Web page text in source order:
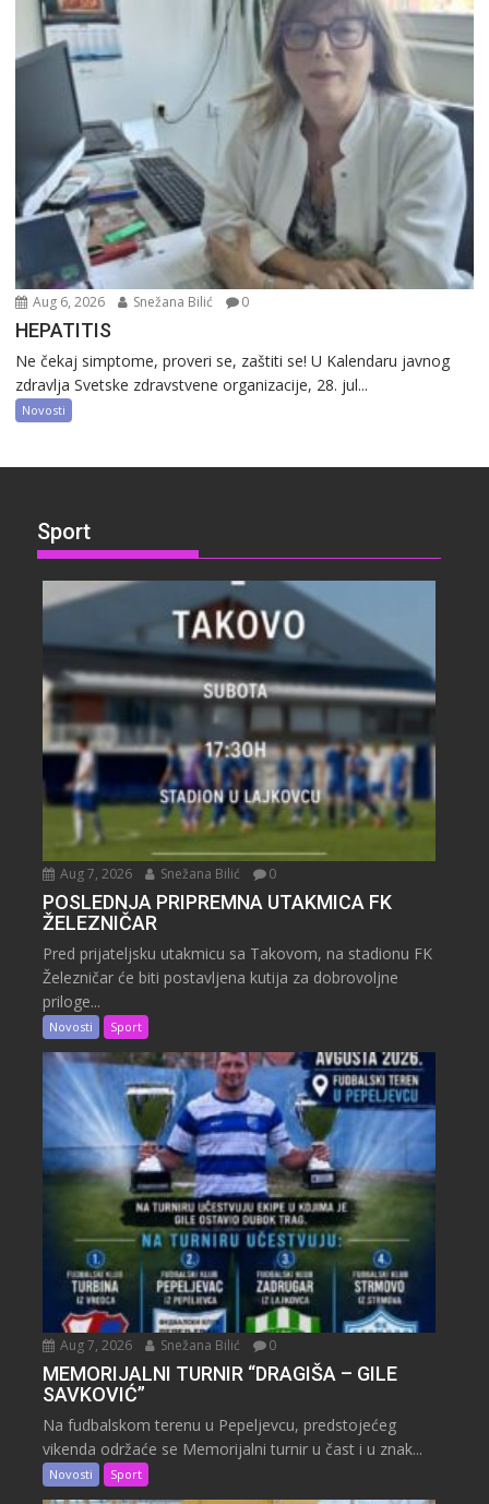
Aug 6, 2026 Snežana Bilić 0
HEPATITIS
Ne čekaj simptome, proveri se, zaštiti se! U Kalendaru javnog
zdravlja Svetske zdravstvene organizacije, 28. jul...
Novosti
Sport
Aug 7, 2026 Snežana Bilić 0
POSLEDNJA PRIPREMNA UTAKMICA FK
ŽELEZNIČAR
Pred prijateljsku utakmicu sa Takovom, na stadionu FK
Železničar će biti postavljena kutija za dobrovoljne
priloge...
Novosti Sport
Aug 7, 2026 Snežana Bilić 0
MEMORIJALNI TURNIR “DRAGIŠA – GILE
SAVKOVIĆ”
Na fudbalskom terenu u Pepeljevcu, predstojećeg
vikenda održaće se Memorijalni turnir u čast i u znak...
Novosti Sport